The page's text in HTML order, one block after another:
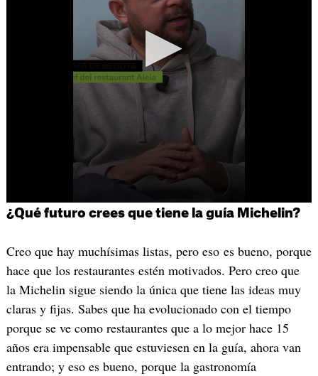
¿Qué futuro crees que tiene la guía Michelin?
Creo que hay muchísimas listas, pero eso es bueno, porque
hace que los restaurantes estén motivados. Pero creo que
la Michelin sigue siendo la única que tiene las ideas muy
claras y fijas. Sabes que ha evolucionado con el tiempo
porque se ve como restaurantes que a lo mejor hace 15
años era impensable que estuviesen en la guía, ahora van
entrando; y eso es bueno, porque la gastronomía